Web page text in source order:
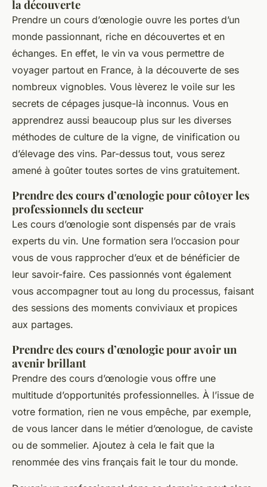
la découverte
Prendre un cours d’œnologie ouvre les portes d’un
monde passionnant, riche en découvertes et en
échanges. En effet, le vin va vous permettre de
voyager partout en France, à la découverte de ses
nombreux vignobles. Vous lèverez le voile sur les
secrets de cépages jusque-là inconnus. Vous en
apprendrez aussi beaucoup plus sur les diverses
méthodes de culture de la vigne, de vinification ou
d’élevage des vins. Par-dessus tout, vous serez
amené à goûter toutes sortes de vins gratuitement.
Prendre des cours d’œnologie pour côtoyer les
professionnels du secteur
Les cours d’œnologie sont dispensés par de vrais
experts du vin. Une formation sera l’occasion pour
vous de vous rapprocher d’eux et de bénéficier de
leur savoir-faire. Ces passionnés vont également
vous accompagner tout au long du processus, faisant
des sessions des moments conviviaux et propices
aux partages.
Prendre des cours d’œnologie pour avoir un
avenir brillant
Prendre des cours d’œnologie vous offre une
multitude d’opportunités professionnelles. À l’issue de
votre formation, rien ne vous empêche, par exemple,
de vous lancer dans le métier d’œnologue, de caviste
ou de sommelier. Ajoutez à cela le fait que la
renommée des vins français fait le tour du monde.